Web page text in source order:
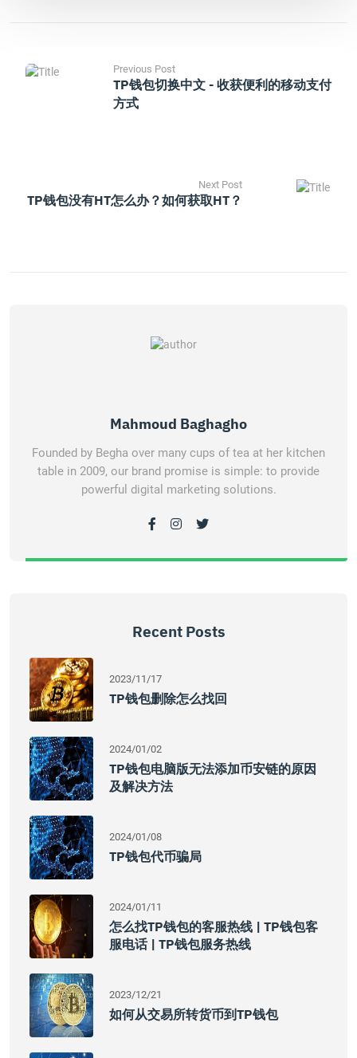
Previous Post
TP钱包切换中文 - 收获便利的移动支付
方式
Next Post
TP钱包没有HT怎么办？如何获取HT？
Mahmoud Baghagho
Founded by Begha over many cups of tea at her kitchen
table in 2009, our brand promise is simple: to provide
powerful digital marketing solutions.
Recent Posts
2023/11/17
TP钱包删除怎么找回
2024/01/02
TP钱包电脑版无法添加币安链的原因
及解决方法
2024/01/08
TP钱包代币骗局
2024/01/11
怎么找TP钱包的客服热线 | TP钱包客
服电话 | TP钱包服务热线
2023/12/21
如何从交易所转货币到TP钱包